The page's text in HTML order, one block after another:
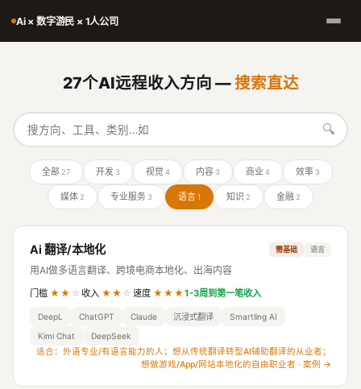
Ai × 数字游民 × 1人公司
27个AI远程收入方向 —搜索直达
🔍
全部 27 开发 3 视觉 4 内容 3 商业 4 效率 3
媒体 2 专业服务 3 语言1 知识 2 金融 2
Ai 翻译/本地化 需基础 语言
用AI做多语言翻译、跨境电商本地化、出海内容
门槛 ★★ ☆ 收入 ★★ ☆ 速度 ★★★1-3周到第一笔收入
DeepL ChatGPT Claude 沉浸式翻译
Smartling AI
Kimi Chat
DeepSeek
适合：外语专业/有语言能力的人；想从传统翻译转型AI辅助翻译的从业者；
想做游戏/App/网站本地化的自由职业者 · 案例 →